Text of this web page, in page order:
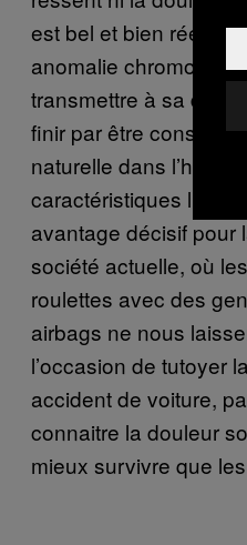
est bel et bien réelle.
anomalie
transmettre à sa
finir par être
naturelle dans
caractéristiques lui
avantage décisif pour
société actuelle, où
roulettes avec des
airbags ne nous
l’occasion de tutoyer
accident de voiture,
connaitre la douleur
mieux survivre que